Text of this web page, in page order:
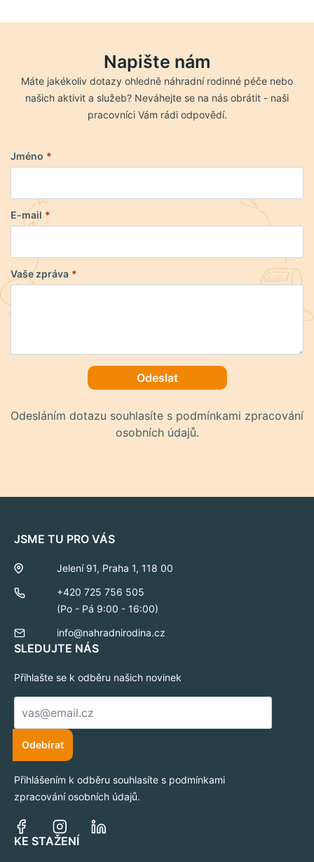
Napište nám
Máte jakékoliv dotazy ohledně náhradní rodinné péče nebo
našich aktivit a služeb? Neváhejte se na nás obrátit - naši
pracovníci Vám rádi odpovědí.
Jméno *
E-mail *
Vaše zpráva *
Odeslat
Odesláním dotazu souhlasíte s podmínkami zpracování
osobních údajů.
JSME TU PRO VÁS
Jelení 91, Praha 1, 118 00
+420 725 756 505
(Po - Pá 9:00 - 16:00)
info@nahradnirodina.cz
SLEDUJTE NÁS
Přihlašte se k odběru našich novinek
E-
mail
Odebírat
Přihlášením k odběru souhlasíte s podmínkami
zpracování osobních údajů.
KE STAŽENÍ